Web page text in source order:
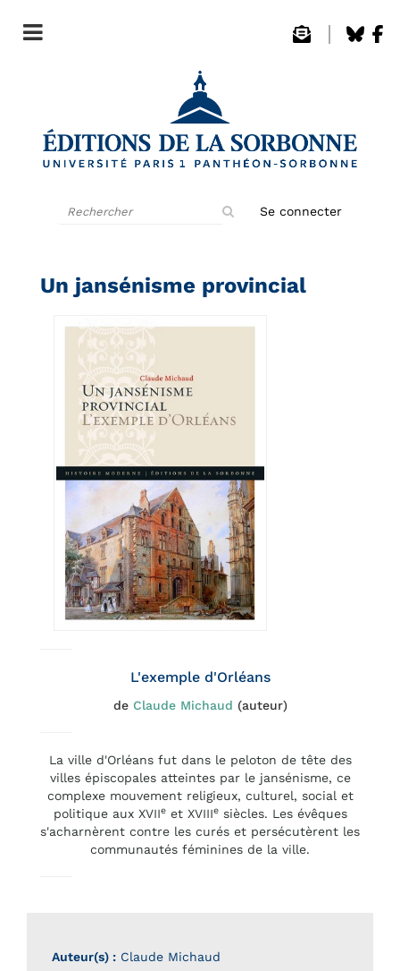
Se connecter
Un jansénisme provincial
L'exemple d'Orléans
de Claude Michaud (auteur)
La ville d'Orléans fut dans le peloton de tête des
villes épiscopales atteintes par le jansénisme, ce
complexe mouvement religieux, culturel, social et
politique aux XVIIeet XVIIIesiècles. Les évêques
s'acharnèrent contre les curés et persécutèrent les
communautés féminines de la ville.
Auteur(s) : Claude Michaud